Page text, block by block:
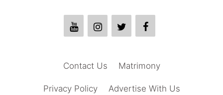
Matrimony
Contact Us
Advertise With Us
Privacy Policy